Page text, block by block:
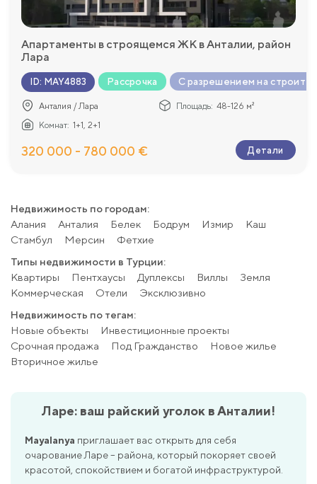
Апартаменты в строящемся ЖК в Анталии, район
Лара
ID: MAY4883 Рассрочка С разрешением на
Анталия / Лара Площадь: 48-126 м²
Комнат: 1+1, 2+1
320 000 - 780 000 € Детали
Недвижимость по городам:
Алания
Анталия Белек Бодрум Измир
Каш
Стамбул
Мерсин
Фетхие
Типы недвижимости в Турции:
Квартиры
Пентхаусы Дуплексы Виллы
Земля
Коммерческая
Отели
Эксклюзивно
Недвижимость по тегам:
Новые объекты
Инвестиционные проекты
Срочная продажа
Под Гражданство
Новое жилье
Вторичное жилье
Ларе: ваш райский уголок в Анталии!
Mayalanya приглашает вас открыть для себя
очарование Ларе – района, который покоряет своей
красотой, спокойствием и богатой инфраструктурой.